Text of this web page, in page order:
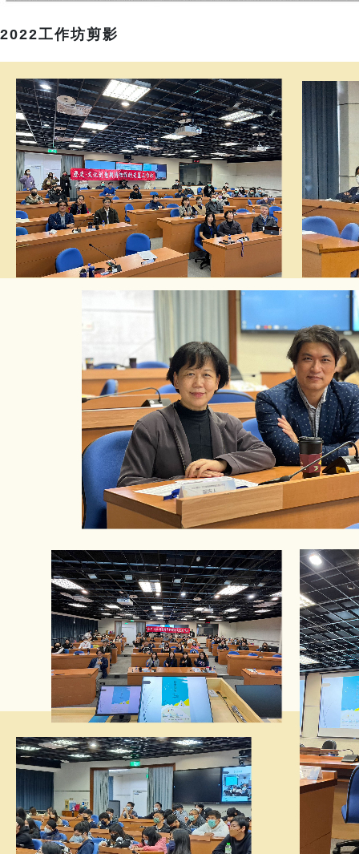
2022工作坊剪影